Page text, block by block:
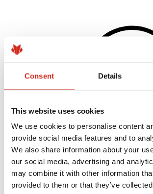
Consent Details
This website uses cookies
We use cookies to personalise content
provide social media features and to
We also share information about your
our social media, advertising and
may combine it with other information
provided to them or that they’ve
Pomocne linki
Powłoki, kolorystyka i
Rejestracja gwarancji
Realizacje i inspiracje
Pliki do pobrania